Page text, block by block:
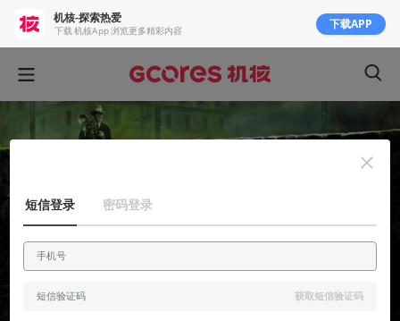
机核-探索热爱
下载 机核App 浏览更多精彩内容 下载APP
短信登录 密码登录
获取短信验证码